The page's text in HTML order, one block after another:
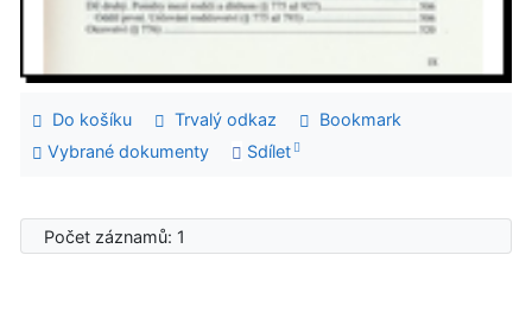
Do košíku Trvalý odkaz
Bookmark
Vybrané dokumenty
Sdílet
Počet záznamů: 1